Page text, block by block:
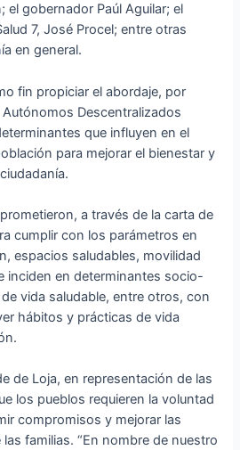
el gobernador Paúl Aguilar; el
7, José Procel; entre otras
en general.
fin propiciar el abordaje, por
Descentralizados
que influyen en el
para mejorar el bienestar y
a través de la carta de
cumplir con los parámetros en
espacios saludables, movilidad
inciden en determinantes socio-
vida saludable, entre otros, con
hábitos y prácticas de vida
de Loja, en representación de las
los pueblos requieren la voluntad
compromisos y mejorar las
familias. “En nombre de nuestro